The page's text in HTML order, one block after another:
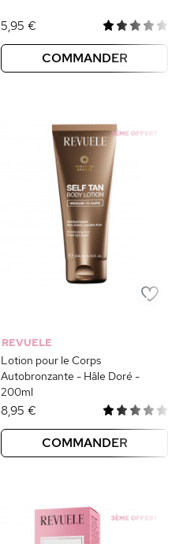
5,95 €
COMMANDER
REVUELE
Lotion pour le Corps
Autobronzante - Hâle Doré -
200ml
8,95 €
COMMANDER